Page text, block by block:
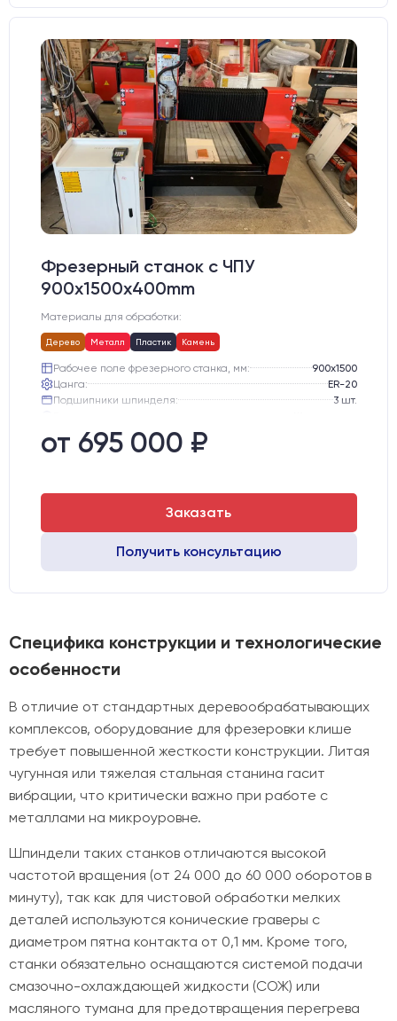
Фрезерный станок с ЧПУ
900x1500x400mm
Материалы для обработки:
Дерево Металл Пластик Камень
Рабочее поле фрезерного станка, мм:
900х1500
Цанга:
ER-20
Подшипники шпинделя:
3 шт.
Двигатели:
от 695 000 ₽
Заказать
Получить консультацию
Специфика конструкции и технологические
особенности
В отличие от стандартных деревообрабатывающих
комплексов, оборудование для фрезеровки клише
требует повышенной жесткости конструкции. Литая
чугунная или тяжелая стальная станина гасит
вибрации, что критически важно при работе с
металлами на микроуровне.
Шпиндели таких станков отличаются высокой
частотой вращения (от 24 000 до 60 000 оборотов в
минуту), так как для чистовой обработки мелких
деталей используются конические граверы с
диаметром пятна контакта от 0,1 мм. Кроме того,
станки обязательно оснащаются системой подачи
смазочно-охлаждающей жидкости (СОЖ) или
масляного тумана для предотвращения перегрева